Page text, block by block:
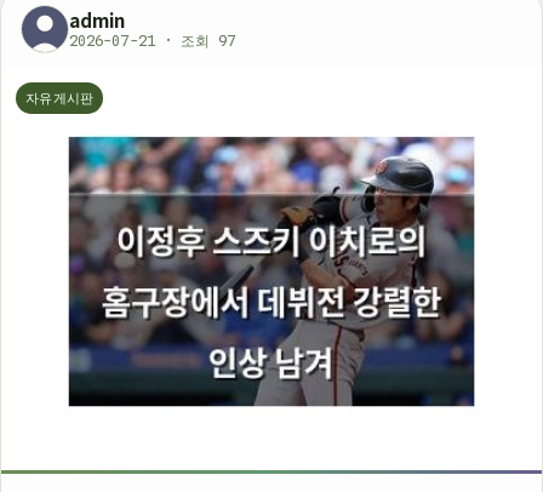
admin
2026-07-21 · 조회 97
자유게시판